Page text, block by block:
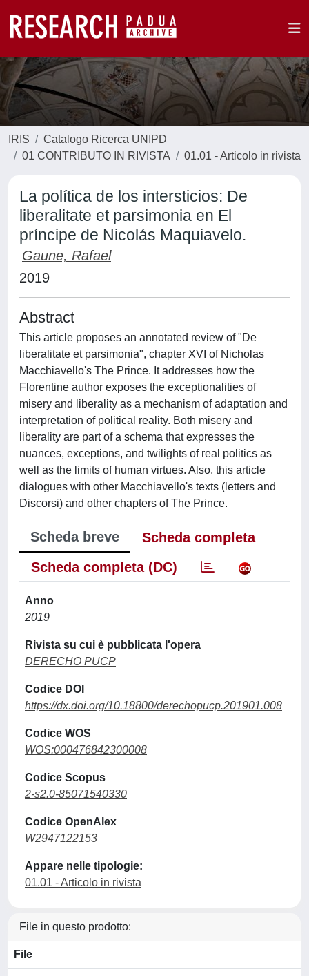
IRIS
Catalogo Ricerca UNIPD
01 CONTRIBUTO IN RIVISTA
01.01 - Articolo in rivista
La política de los intersticios: De
liberalitate et parsimonia en El
príncipe de Nicolás Maquiavelo.
Gaune, Rafael
2019
Abstract
This article proposes an annotated review of "De
liberalitate et parsimonia", chapter XVI of Nicholas
Macchiavello's The Prince. It addresses how the
Florentine author exposes the exceptionalities of
misery and liberality as a mechanism of adaptation and
interpretation of political reality. Both misery and
liberality are part of a schema that expresses the
nuances, exceptions, and twilights of real politics as
well as the limits of human virtues. Also, this article
dialogues with other Macchiavello's texts (letters and
Discorsi) and other chapters of The Prince.
Scheda breve
Scheda completa
Scheda completa (DC)
Anno
2019
Rivista su cui è pubblicata l'opera
DERECHO PUCP
Codice DOI
https://dx.doi.org/10.18800/derechopucp.201901.008
Codice WOS
WOS:000476842300008
Codice Scopus
2-s2.0-85071540330
Codice OpenAlex
W2947122153
Appare nelle tipologie:
01.01 - Articolo in rivista
File in questo prodotto:
File